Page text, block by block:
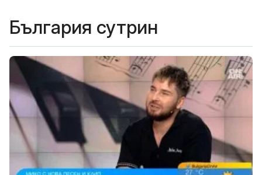
България сутрин